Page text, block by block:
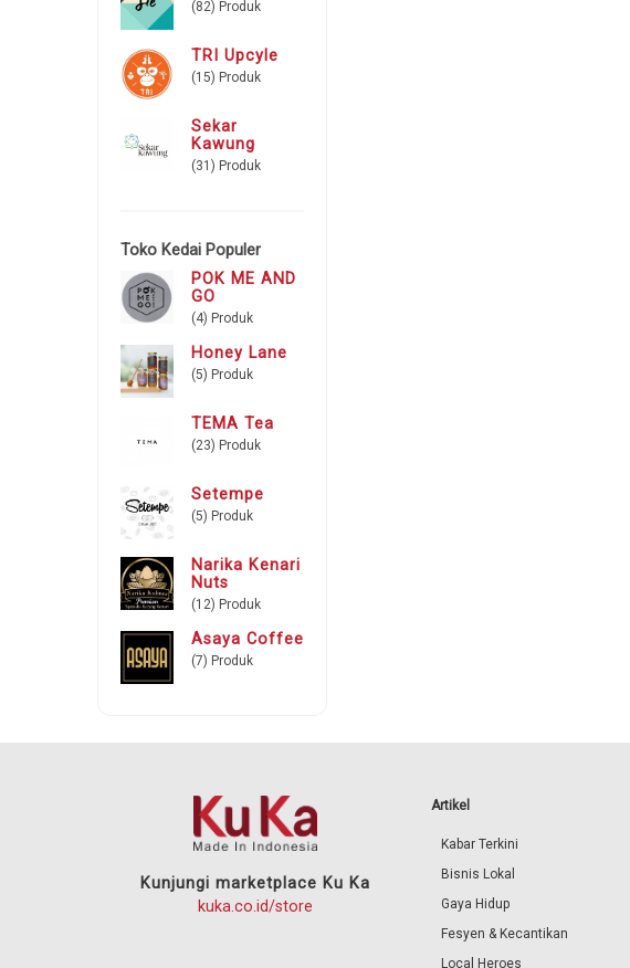
(82) Produk
TRI Upcyle
(15) Produk
Sekar
Kawung
(31) Produk
Toko Kedai Populer
POK ME AND
GO
(4) Produk
Honey Lane
(5) Produk
TEMA Tea
(23) Produk
Setempe
(5) Produk
Narika Kenari
Nuts
(12) Produk
Asaya Coffee
(7) Produk
Kunjungi marketplace Ku Ka
kuka.co.id/store
Artikel
Kabar Terkini
Bisnis Lokal
Gaya Hidup
Fesyen & Kecantikan
Local Heroes